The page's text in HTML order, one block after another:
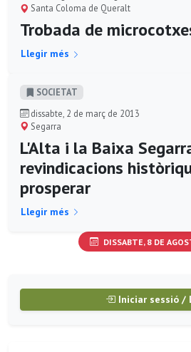
Santa Coloma de Queralt
Trobada de
Llegir més
SOCIETAT
dissabte, 2 de març de 2013
Segarra
L'Alta i la Baixa
revindicacions
prosperar
Llegir més
DISSABTE, 8 DE
Iniciar sessió /